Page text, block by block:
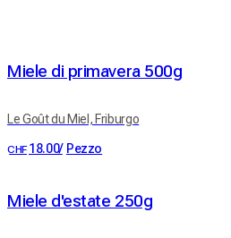
Miele di primavera 500g
Le Goût du Miel, Friburgo
CHF 18.00/ Pezzo
Miele d'estate 250g